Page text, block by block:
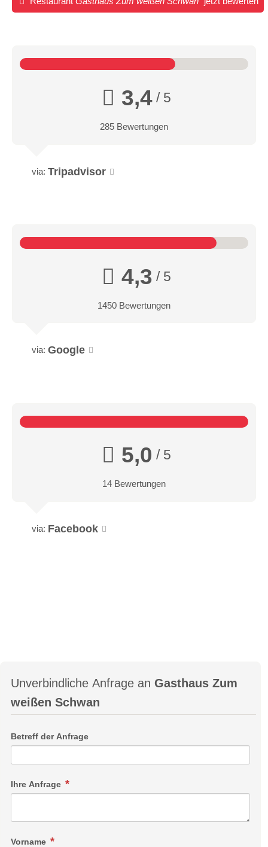
3,4/ 5
285 Bewertungen
via: Tripadvisor
4,3 / 5
1450 Bewertungen
via: Google
5,0 / 5
14 Bewertungen
via: Facebook
Unverbindliche Anfrage an Gasthaus Zum
weißen Schwan
Betreff der Anfrage
Ihre Anfrage
Vorname